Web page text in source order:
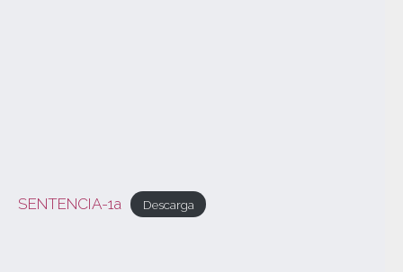
SENTENCIA-1a Descarga